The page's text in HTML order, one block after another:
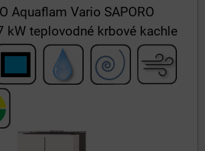
Aquaflam Vario SAPORO
kW teplovodné krbové kachle